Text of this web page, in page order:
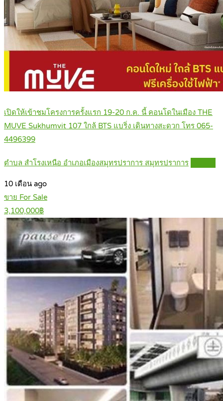
เปิดให้เข้าชมโครงการครั้งแรก 19-20 ก.ค. นี้ คอนโดในเมือง THE
MUVE Sukhumvit 107 ใกล้ BTS แบริ่ง เดินทางสะดวก โทร 065-
4496399
ตำบล สำโรงเหนือ อำเภอเมืองสมุทรปราการ สมุทรปราการ
10 เดือน ago
ขาย For Sale
3,100,000฿